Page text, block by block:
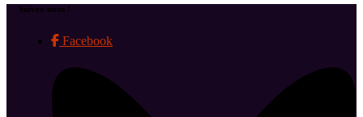
Suivez-nous !
Facebook